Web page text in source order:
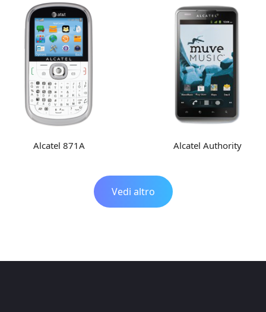
Alcatel 871A Alcatel Authority
Vedi altro